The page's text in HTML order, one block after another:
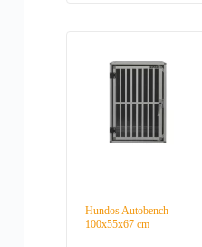
Hundos Autobench
100x55x67 cm